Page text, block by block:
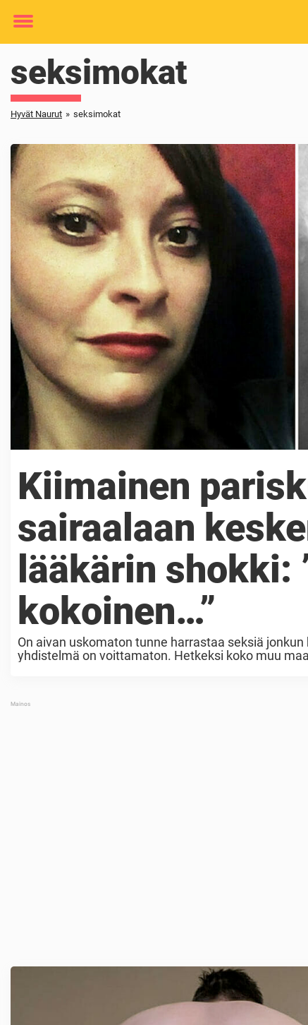
Toggle
seksimokat
Hyvät Naurut » seksimokat
Kiimainen
sairaalaan
lääkärin shokki:
kokoinen…”
On aivan uskomaton tunne harrastaa seksiä
yhdistelmä on voittamaton. Hetkeksi koko muu